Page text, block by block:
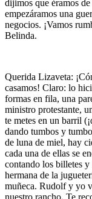
dijimos que éramos
empezáramos una
negocios. ¡Vamos
Belinda.
Querida Lizaveta:
casamos! Claro: lo
formas en fila, una
ministro protestante,
te metes en un barril
dando tumbos y
de luna de miel, hay
cada una de ellas se
contando los billetes y
hermana de la
muñeca. Rudolf y yo